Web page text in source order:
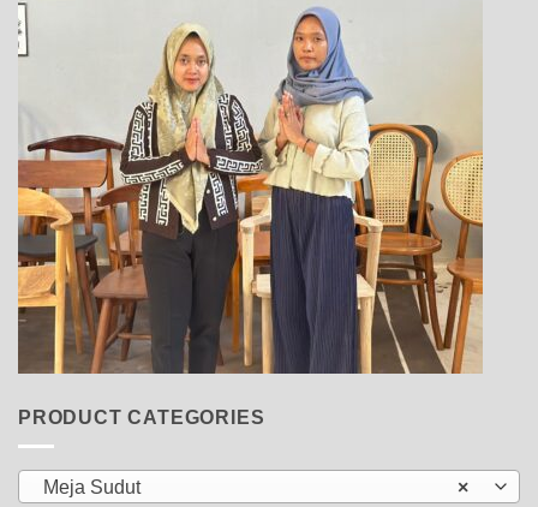
PRODUCT CATEGORIES
×
Meja Sudut